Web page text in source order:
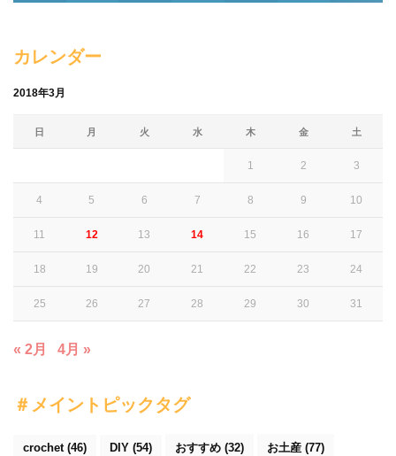
カレンダー
2018年3月
日 月 火 水 木 金 土
1 2 3
4 5 6 7 8 9 10
11 12 13 14 15 16 17
18 19 20 21 22 23 24
25 26 27 28 29 30 31
« 2月 4月 »
＃メイントピックタグ
crochet(46) DIY (54) おすすめ (32) お土産 (77)